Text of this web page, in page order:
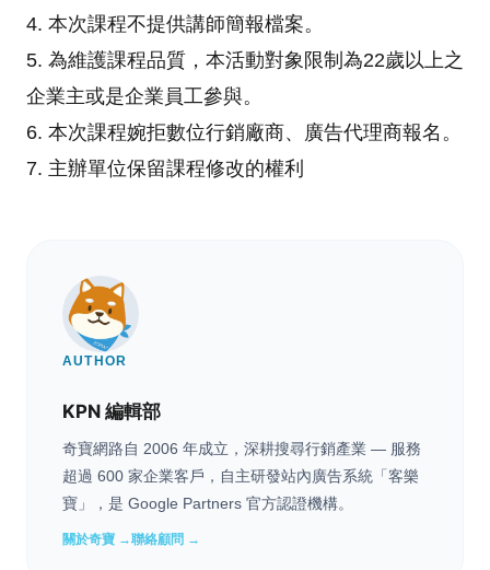
4. 本次課程不提供講師簡報檔案。
5. 為維護課程品質，本活動對象限制為22歲以上之
企業主或是企業員工參與。
6. 本次課程婉拒數位行銷廠商、廣告代理商報名。
7. 主辦單位保留課程修改的權利
AUTHOR
KPN 編輯部
奇寶網路自 2006 年成立，深耕搜尋行銷產業 — 服務
超過 600 家企業客戶，自主研發站內廣告系統「客樂
寶」，是 Google Partners 官方認證機構。
關於奇寶 →聯絡顧問 →